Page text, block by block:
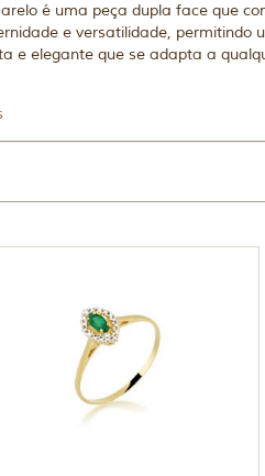
é uma peça dupla face que
e versatilidade,
e elegante que se adapta a